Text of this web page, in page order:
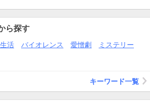
ら探す
活 バイオレンス 愛憎劇
ミステリー
キーワード一覧